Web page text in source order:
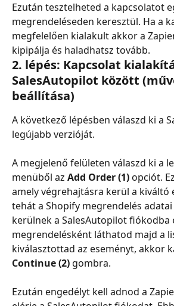
Ezután tesztelheted a kapcsolatot
megrendeléseden keresztül. Ha a
megfelelően kialakult akkor a
kipipálja és haladhatsz tovább.
2. lépés: Kapcsolat
SalesAutopilot között
beállítása)
A következő lépésben válaszd ki a
legújabb verzióját.
A megjelenő felületen válaszd ki a
menüből az Add Order (1) opciót.
amely végrehajtásra kerül a kiváltó
tehát a Shopify megrendelés
kerülnek a SalesAutopilot fiókodba
megrendelésként láthatod majd a
kiválasztottad az eseményt, akkor
Continue (2) gombra.
Ezután engedélyt kell adnod a